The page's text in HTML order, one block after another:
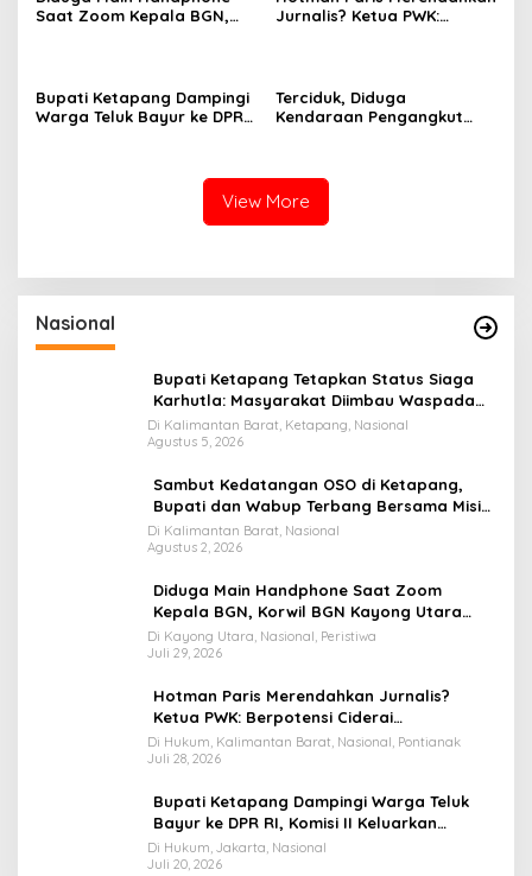
Saat Zoom Kepala BGN,
Jurnalis? Ketua PWK:
Bupati Ketapang Dampingi
Warga Teluk Bayur ke DPR
Terciduk, Diduga
Kendaraan Pengangkut
View More
Nasional
Bupati Ketapang Tetapkan Status Siaga
Karhutla: Masyarakat Diimbau Waspada
Cuaca Ekstrem
Di Kalimantan Barat, Ketapang, Nasional
Agustus 5, 2026
Sambut Kedatangan OSO di Ketapang,
Bupati dan Wabup Terbang Bersama Misi
Keberkahan MTQ XXXIV di Kayong Utara
Di Kalimantan Barat, Nasional
Agustus 2, 2026
Diduga Main Handphone Saat Zoom
Kepala BGN, Korwil BGN Kayong Utara
Terancam Dimutasi ke Papua
Di Kayong Utara, Nasional, Peristiwa
Juli 29, 2026
Hotman Paris Merendahkan Jurnalis?
Ketua PWK: Berpotensi Ciderai
Penghormatan
Di Hukum, Kalimantan Barat, Nasional, Pontianak
Juli 28, 2026
Bupati Ketapang Dampingi Warga Teluk
Bayur ke DPR RI, Komisi II Keluarkan
Rekomendasi Tegas Soal Konflik Lahan PT
PTS
Di Hukum, Jakarta, Nasional
Juli 20, 2026